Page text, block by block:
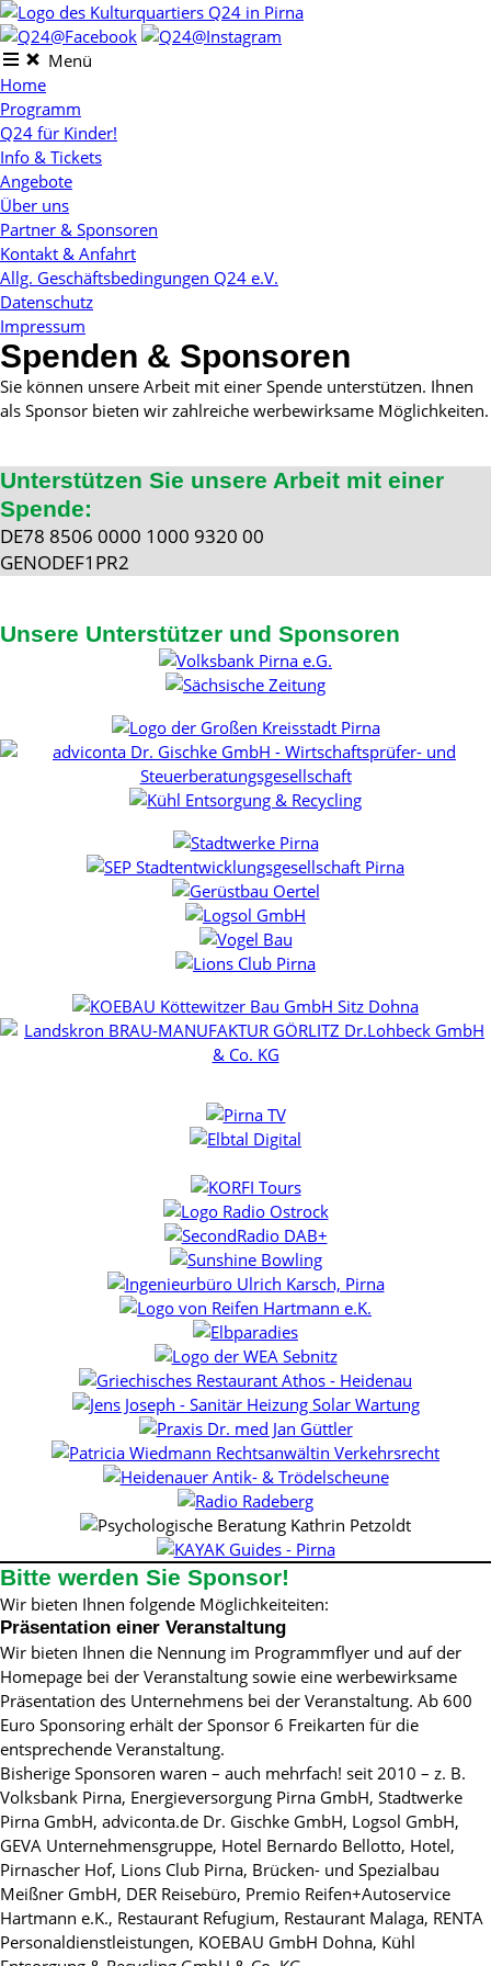
Skip
to
contentMenü
Home
Programm
Q24 für Kinder!
Info & Tickets
Angebote
Über uns
Partner & Sponsoren
Kontakt & Anfahrt
Allg. Geschäftsbedingungen Q24 e.V.
Datenschutz
Impressum
Spenden & Sponsoren
Sie können unsere Arbeit mit einer Spende unterstützen. Ihnen
als Sponsor bieten wir zahlreiche werbewirksame Möglichkeiten.
Unterstützen Sie unsere Arbeit mit einer
Spende:
DE78 8506 0000 1000 9320 00
GENODEF1PR2
Unsere Unterstützer und Sponsoren
Bitte werden Sie Sponsor!
Wir bieten Ihnen folgende Möglichkeiteiten:
Präsentation einer Veranstaltung
Wir bieten Ihnen die Nennung im Programmflyer und auf der
Homepage bei der Veranstaltung sowie eine werbewirksame
Präsentation des Unternehmens bei der Veranstaltung. Ab 600
Euro Sponsoring erhält der Sponsor 6 Freikarten für die
entsprechende Veranstaltung.
Bisherige Sponsoren waren – auch mehrfach! seit 2010 – z. B.
Volksbank Pirna, Energieversorgung Pirna GmbH, Stadtwerke
Pirna GmbH, adviconta.de Dr. Gischke GmbH, Logsol GmbH,
GEVA Unternehmensgruppe, Hotel Bernardo Bellotto, Hotel,
Pirnascher Hof, Lions Club Pirna, Brücken- und Spezialbau
Meißner GmbH, DER Reisebüro, Premio Reifen+Autoservice
Hartmann e.K., Restaurant Refugium, Restaurant Malaga, RENTA
Personaldienstleistungen, KOEBAU GmbH Dohna, Kühl